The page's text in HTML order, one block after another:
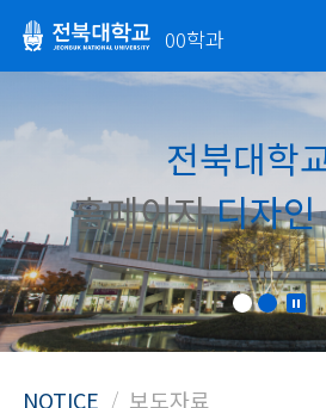
00학과
전북대학
홈페이지디자